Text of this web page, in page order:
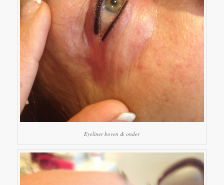
Eyeliner boven & onder